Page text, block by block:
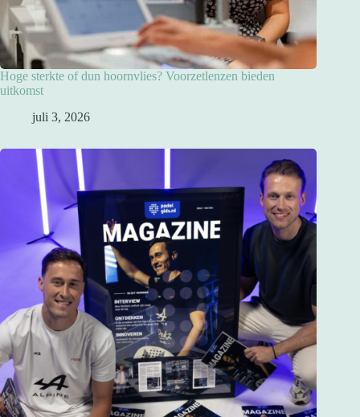
Hoge sterkte of dun hoornvlies? Voorzetlenzen bieden
uitkomst
juli 3, 2026